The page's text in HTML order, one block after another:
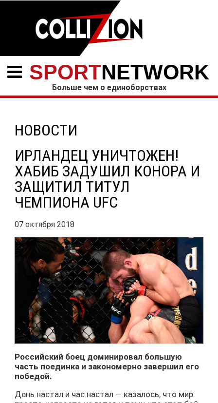
SPORTNETWORK
Больше чем о единоборствах
НОВОСТИ
ИРЛАНДЕЦ УНИЧТОЖЕН!
ХАБИБ ЗАДУШИЛ КОНОРА И
ЗАЩИТИЛ ТИТУЛ
ЧЕМПИОНА UFC
07 октября 2018
Российский боец доминировал большую
часть поединка и закономерно завершил его
победой.
День настал и час настал — казалось, что мир